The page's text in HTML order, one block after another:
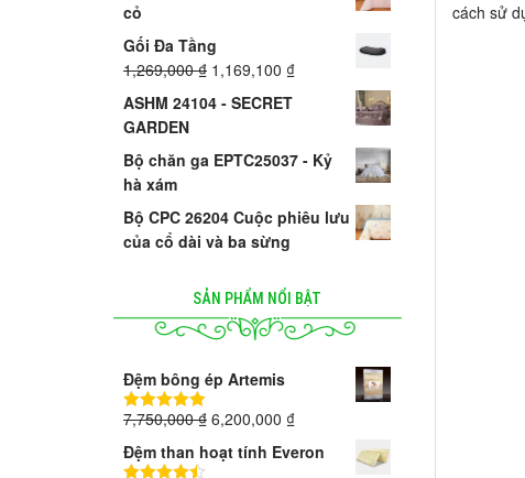
cỏ
Gối Đa Tầng
1,269,000₫ 1,169,100 ₫
ASHM 24104 - SECRET
GARDEN
Bộ chăn ga EPTC25037 - Kỷ
hà xám
Bộ CPC 26204 Cuộc phiêu lưu
của cổ dài và ba sừng
SẢN PHẨM NỔI BẬT
Đệm bông ép Artemis
5.00trên 5
7,750,000₫ 6,200,000 ₫
Đệm than hoạt tính Everon
cách sử